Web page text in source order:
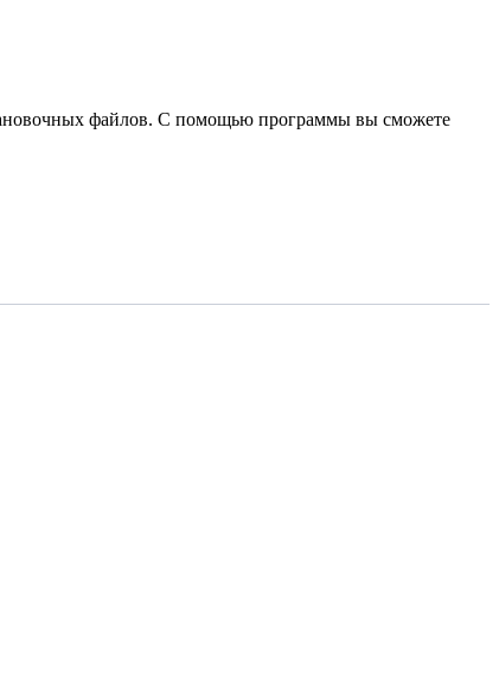
файлов. С помощью программы вы сможете